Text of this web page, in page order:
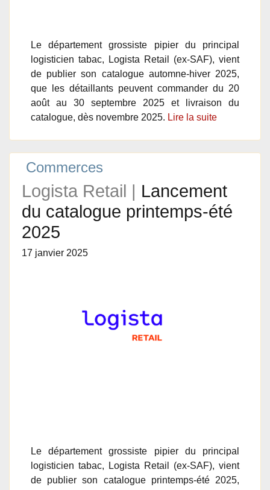
Le département grossiste pipier du principal
logisticien tabac, Logista Retail (ex-SAF), vient
de publier son catalogue automne-hiver 2025,
que les détaillants peuvent commander du 20
août au 30 septembre 2025 et livraison du
catalogue, dès novembre 2025. Lire la suite
Commerces
Logista Retail | Lancement
du catalogue printemps-été
2025
17 janvier 2025
Le département grossiste pipier du principal
logisticien tabac, Logista Retail (ex-SAF), vient
de publier son catalogue printemps-été 2025,